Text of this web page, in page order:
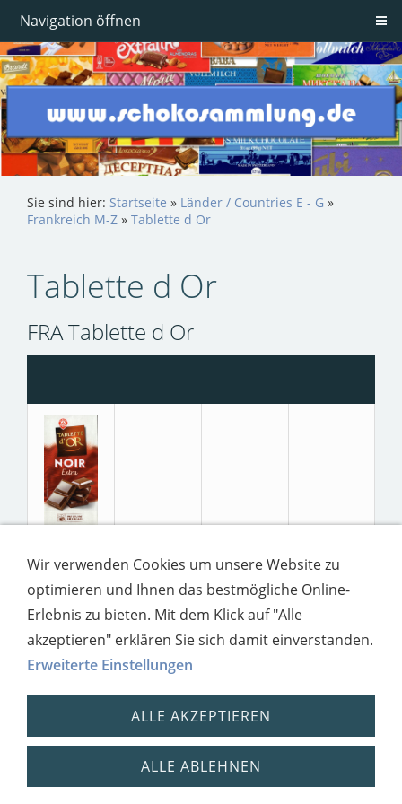
Navigation öffnen
Sie sind hier: Startseite » Länder / Countries E - G »
Frankreich M-Z » Tablette d Or
Tablette d Or
FRA Tablette d Or
Impressum Datenschutz
Wir verwenden Cookies um unsere Website zu
optimieren und Ihnen das bestmögliche Online-
Erlebnis zu bieten. Mit dem Klick auf "Alle
akzeptieren" erklären Sie sich damit einverstanden.
Erweiterte Einstellungen
ALLE AKZEPTIEREN
ALLE ABLEHNEN